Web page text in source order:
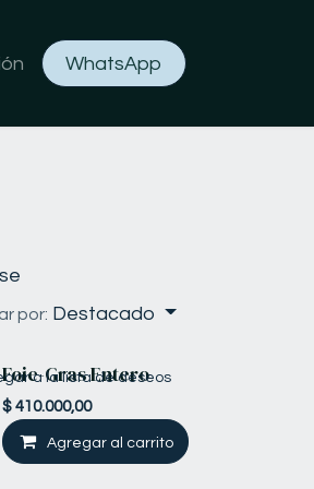
WhatsApp
por: Destacado
Foie-Gras Entero
$ 410.000,00
Agregar al carrito
a la lista de deseos